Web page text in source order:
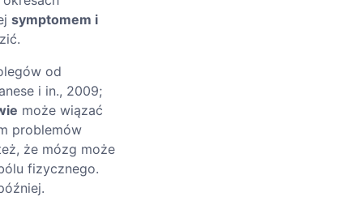
symptomem i
od
i in., 2009;
może wiązać
problemów
że mózg może
fizycznego.